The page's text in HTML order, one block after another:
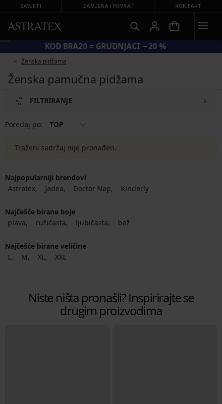
SAVJETI ZAMJENA I POVRAT KONTAKT
KOD BRA20 = GRUDNJACI −20 %
Ženska pidžama
Ženska pamučna pidžama
FILTRIRANJE
Poredaj po: TOP
Traženi sadržaj nije pronađen.
Najpopularniji brendovi
Astratex
Jadea Doctor Nap Kinderly
Najčešće birane boje
plava
ružičasta ljubičasta bež
Najčešće birane veličine
L
M XL XXL
Niste ništa pronašli? Inspirirajte se
drugim proizvodima